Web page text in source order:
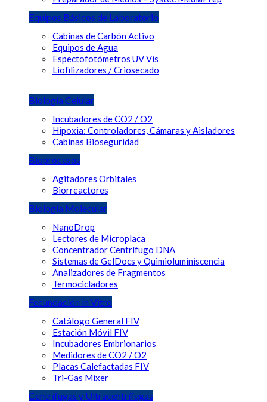
Equipos Básicos de Laboratorio
Cabinas de Carbón Activo
Equipos de Agua
Espectofotómetros UV Vis
Liofilizadores / Criosecado
Biología Celular
Incubadores de CO2 / O2
Hipoxia: Controladores, Cámaras y Aisladores
Cabinas Bioseguridad
Bioprocesos
Agitadores Orbitales
Biorreactores
Biología Molecular
NanoDrop
Lectores de Microplaca
Concentrador Centrífugo DNA
Sistemas de GelDocs y Quimioluminiscencia
Analizadores de Fragmentos
Termocicladores
Fecundación in Vitro
Catálogo General FIV
Estación Móvil FIV
Incubadores Embrionarios
Medidores de CO2 / O2
Placas Calefactadas FIV
Tri-Gas Mixer
Centrífugas y Ultracentrífugas